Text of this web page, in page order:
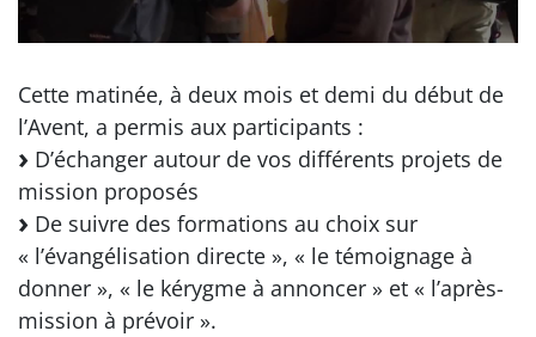
Cette matinée, à deux mois et demi du début de
l’Avent, a permis aux participants :
D’échanger autour de vos différents projets de
mission proposés
De suivre des formations au choix sur
« l’évangélisation directe », « le témoignage à
donner », « le kérygme à annoncer » et « l’après-
mission à prévoir ».